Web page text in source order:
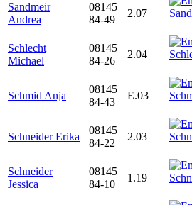
Sandmeir
Andrea
08145
84-49
2.07
Schlecht
Michael
08145
84-26
2.04
Schmid Anja
08145
84-43
E.03
Schneider Erika
08145
84-22
2.03
Schneider
Jessica
08145
84-10
1.19